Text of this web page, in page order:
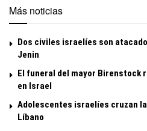
Más noticias
Dos civiles israelíes son
Jenin
El funeral del mayor Birenstock
en Israel
Adolescentes israelíes cruzan
Líbano